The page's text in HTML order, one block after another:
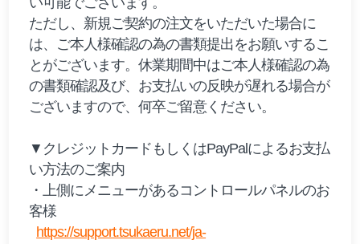
ただし、新規ご契約の注文をいただいた場合に
は、ご本人様確認の為の書類提出をお願いするこ
とがございます。休業期間中はご本人様確認の為
の書類確認及び、お支払いの反映が遅れる場合が
ございますので、何卒ご留意ください。
▼クレジットカードもしくはPayPalによるお支払
い方法のご案内
・上側にメニューがあるコントロールパネルのお
客様
https://support.tsukaeru.net/ja-